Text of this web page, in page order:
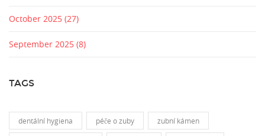
October 2025 (27)
September 2025 (8)
TAGS
dentální hygiena péče o zuby zubní kámen